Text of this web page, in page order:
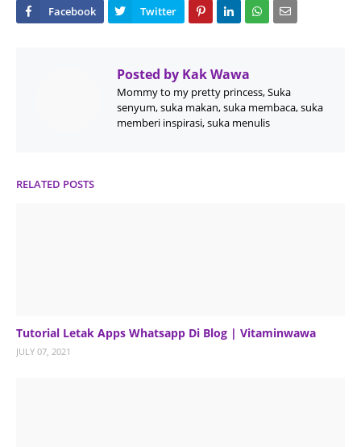
Posted by Kak Wawa
Mommy to my pretty princess, Suka
senyum, suka makan, suka membaca, suka
memberi inspirasi, suka menulis
RELATED POSTS
Tutorial Letak Apps Whatsapp Di Blog | Vitaminwawa
JULY 07, 2021